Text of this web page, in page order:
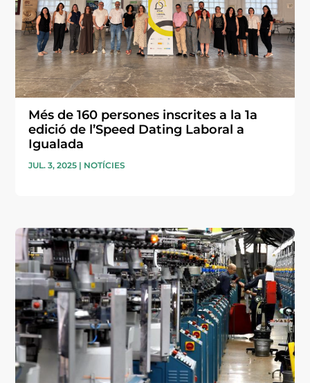
Més de 160 persones inscrites a la 1a
edició de l’Speed Dating Laboral a
Igualada
JUL. 3, 2025 | NOTÍCIES